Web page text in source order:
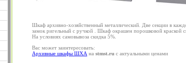
Шкаф архивно-хозяйственный металлический. Две секции в
замок ригельный с ручкой . Шкаф окрашен порошковой краской
На условиях самовывоза скидка 5%.
Вас может заинтересовать:
Архивные шкафы ШХА на stmst.ru с актуальными ценами